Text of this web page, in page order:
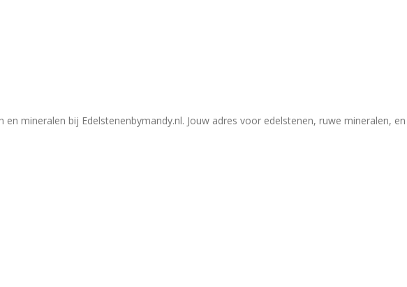
mineralen bij Edelstenenbymandy.nl. Jouw adres voor edelstenen, ruwe mineralen,